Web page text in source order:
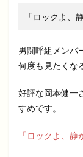
「ロックよ
男闘呼組メンバ
何度も見たくな
好評な岡本健一
すめです。
「ロックよ、